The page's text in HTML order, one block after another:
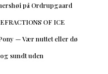
på Ordrupgaard
OF ICE
— Vær nuttet eller dø
sundt uden